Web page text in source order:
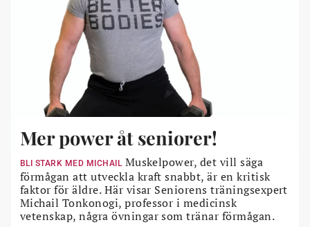
Mer power åt seniorer!
BLI STARK MED MICHAILMuskelpower, det vill säga
förmågan att utveckla kraft snabbt, är en kritisk
faktor för äldre. Här visar Seniorens träningsexpert
Michail Tonkonogi, professor i medicinsk
vetenskap, några övningar som tränar förmågan.